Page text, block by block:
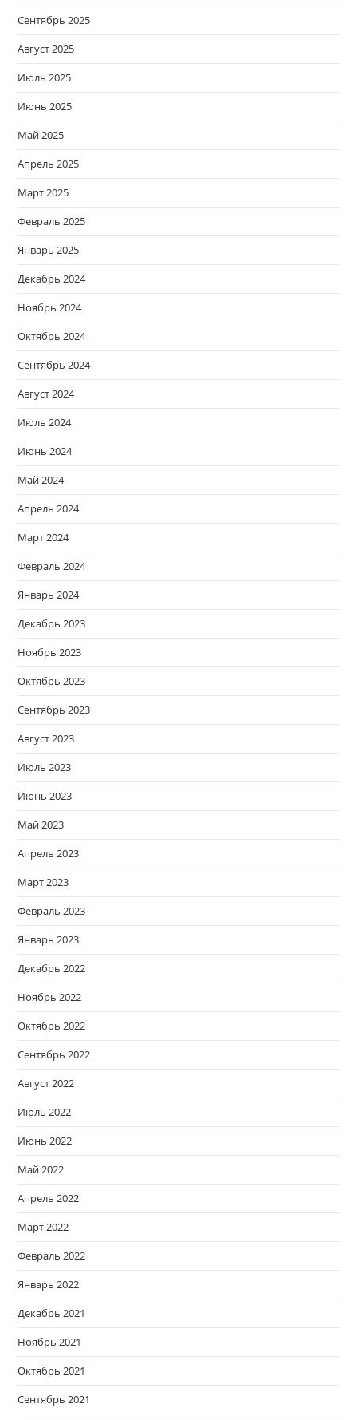
Сентябрь 2025
Август 2025
Июль 2025
Июнь 2025
Май 2025
Апрель 2025
Март 2025
Февраль 2025
Январь 2025
Декабрь 2024
Ноябрь 2024
Октябрь 2024
Сентябрь 2024
Август 2024
Июль 2024
Июнь 2024
Май 2024
Апрель 2024
Март 2024
Февраль 2024
Январь 2024
Декабрь 2023
Ноябрь 2023
Октябрь 2023
Сентябрь 2023
Август 2023
Июль 2023
Июнь 2023
Май 2023
Апрель 2023
Март 2023
Февраль 2023
Январь 2023
Декабрь 2022
Ноябрь 2022
Октябрь 2022
Сентябрь 2022
Август 2022
Июль 2022
Июнь 2022
Май 2022
Апрель 2022
Март 2022
Февраль 2022
Январь 2022
Декабрь 2021
Ноябрь 2021
Октябрь 2021
Сентябрь 2021